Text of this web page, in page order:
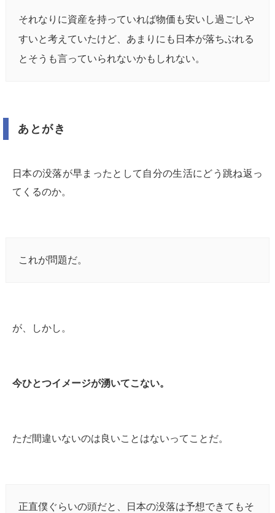
それなりに資産を持っていれば物価も安いし過ごしや
すいと考えていたけど、あまりにも日本が落ちぶれる
とそうも言っていられないかもしれない。
あとがき
日本の没落が早まったとして自分の生活にどう跳ね返っ
てくるのか。
これが問題だ。
が、しかし。
今ひとつイメージが湧いてこない。
ただ間違いないのは良いことはないってことだ。
正直僕ぐらいの頭だと、日本の没落は予想できてもそ